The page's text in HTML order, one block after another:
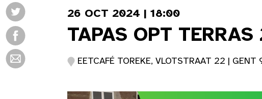
26 OCT 2024 | 18:00
TAPAS OPT
EETCAFÉ TOREKE, VLOTSTRAAT 22 |